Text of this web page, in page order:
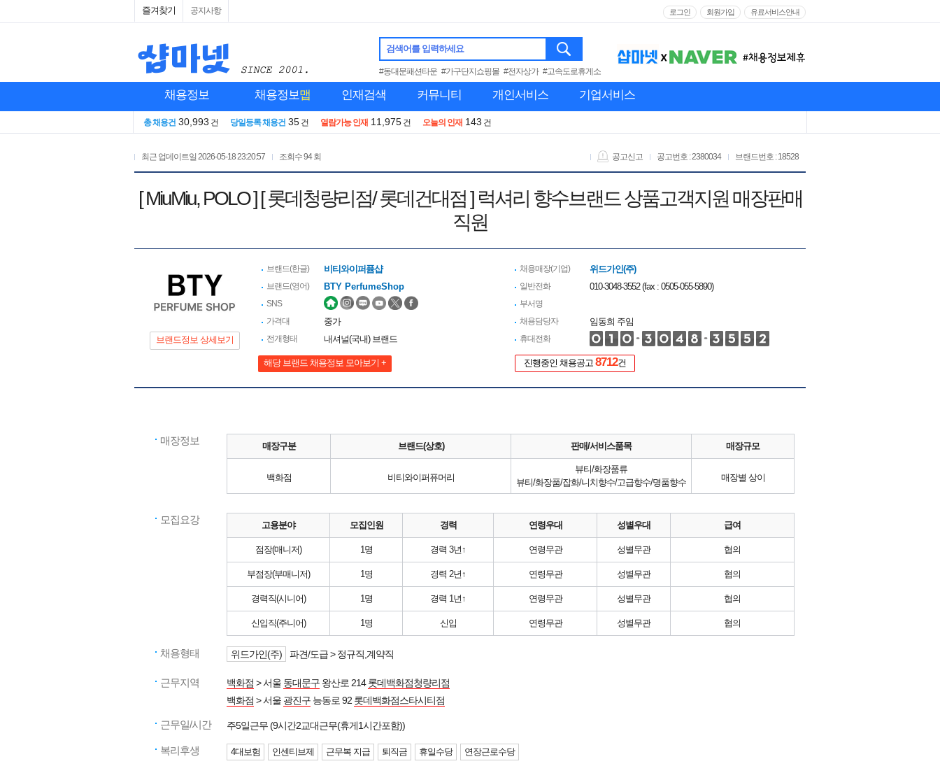
즐겨찾기 공지사항 로그인 회원가입 유료서비스안내
검색어를 입력하세요
#동대문패션타운 #가구단지쇼핑몰 #전자상가 #고속도로휴게소
채용정보 채용정보맵 인재검색 커뮤니티 개인서비스 기업서비스
총 채용건 30,993 건 당일등록 채용건 35 건 열람가능 인재 11,975 건 오늘의 인재 143 건
최근 업데이트일 2026-05-18 23:20:57 조회수94 회 브랜드번호 : 18528
공고번호 : 2380034
공고신고
[ MiuMiu, POLO ] [ 롯데청량리점/ 롯데건대점 ] 럭셔리 향수브랜드 상품고객지원 매장판매
직원
브랜드정보 상세보기
브랜드(한글) 비티와이퍼퓸샵
브랜드(영어) BTY PerfumeShop
SNS
가격대
중가
전개형태 내셔널(국내) 브랜드
해당 브랜드 채용정보 모아보기 +
채용매장(기업) 위드가인(주)
일반전화 010-3048-3552 (fax : 0505-055-5890)
부서명
채용담당자
임동희 주임
휴대전화
진행중인 채용공고 8712건
매장정보 매장구분 브랜드(상호) 판매/서비스품목 매장규모
백화점 비티와이퍼퓨머리
뷰티/화장품류
뷰티/화장품/잡화/니치향수/고급향수/명품향수
매장별 상이
모집요강 고용분야 모집인원 경력 연령우대 성별우대 급여
점장(매니저) 1명 경력 3년↑ 연령무관 성별무관 협의
부점장(부매니저) 1명 경력 2년↑ 연령무관 성별무관 협의
경력직(시니어) 1명 경력 1년↑ 연령무관 성별무관 협의
신입직(주니어) 1명 신입 연령무관 성별무관 협의
채용형태 위드가인(주) 파견/도급 > 정규직,계약직
근무지역 백화점 > 서울 동대문구 왕산로 214롯데백화점청량리점
백화점 > 서울 광진구 능동로 92 롯데백화점스타시티점
근무일/시간 주5일근무 (9시간2교대근무(휴게1시간포함))
복리후생 4대보험 인센티브제 근무복 지급 퇴직금 휴일수당 연장근로수당